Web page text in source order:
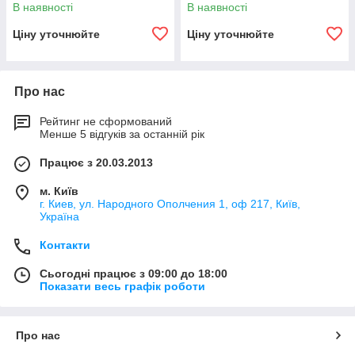
В наявності
Ціну уточнюйте
В наявності
Ціну уточнюйте
Про нас
Рейтинг не сформований
Менше 5 відгуків за останній рік
Працює з 20.03.2013
м. Київ
г. Киев, ул. Народного Ополчения 1, оф 217, Київ,
Україна
Контакти
Сьогодні працює з 09:00 до 18:00
Показати весь графік роботи
Про нас